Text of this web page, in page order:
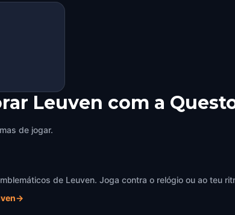
Leuven com a
de jogar.
de Leuven. Joga contra o relógio ou ao teu
→